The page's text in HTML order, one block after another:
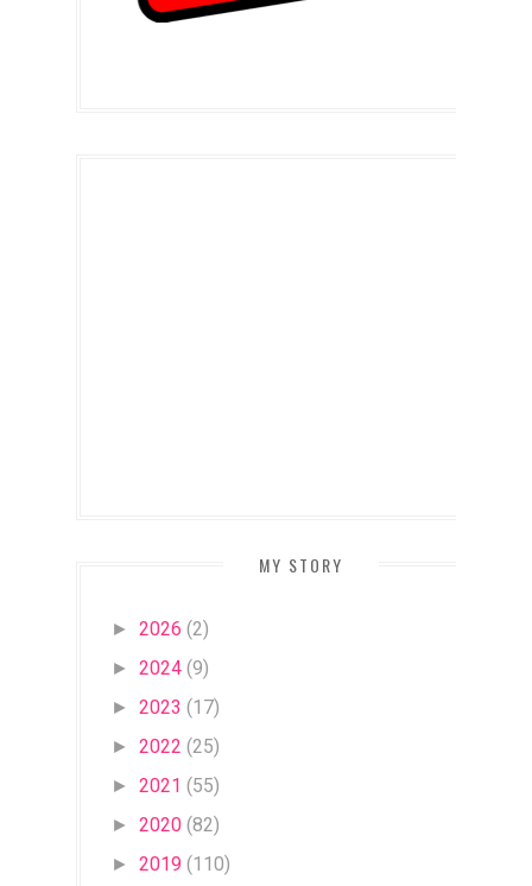
MY STORY
► 2026 (2)
► 2024 (9)
► 2023 (17)
► 2022 (25)
► 2021 (55)
► 2020 (82)
► 2019 (110)